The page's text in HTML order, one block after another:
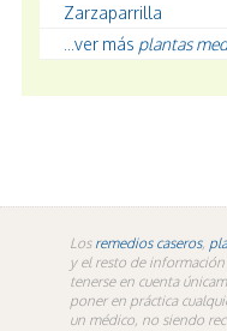
Zarzaparrilla
...ver más plantas
Los remedios caseros,
y el resto de
tenerse en cuenta
poner en práctica
un médico, no siendo